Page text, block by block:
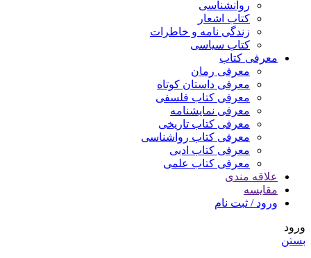
روانشناسی
کتاب اشعار
زندگی نامه و خاطرات
کتاب سیاسی
معرفی کتاب
معرفی رمان
معرفی داستان کوتاه
معرفی کتاب فلسفی
معرفی نمایشنامه
معرفی کتاب تاریخی
معرفی کتاب رواشناسی
معرفی کتاب ادبی
معرفی کتاب علمی
علاقه مندی
مقایسه
ورود / ثبت نام
ورود
بستن